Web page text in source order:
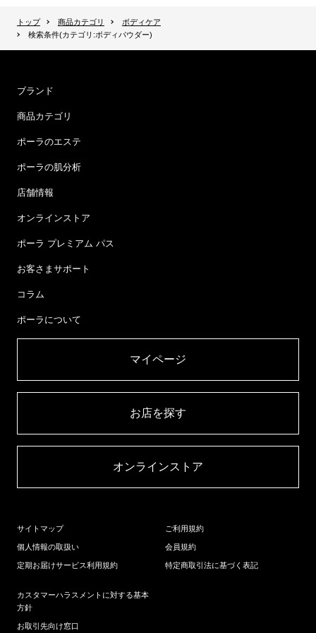
トップ 商品カテゴリ
ボディケア
検索条件(カテゴリ:ボディパウダー)
ブランド
商品カテゴリ
ポーラのエステ
ポーラの肌分析
店舗情報
オンラインストア
ポーラ プレミアム パス
お客さまサポート
コラム
ポーラについて
マイページ​
お店を探す​
オンラインストア​
サイトマップ
個人情報の取扱い
定期お届けサービス利用規約
ご利用規約
会員規約
特定商取引法に基づく表記
カスタマーハラスメントに対する基本
方針
お取引先向け窓口